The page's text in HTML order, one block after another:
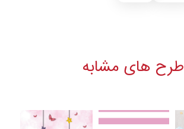
طرح های مشابه